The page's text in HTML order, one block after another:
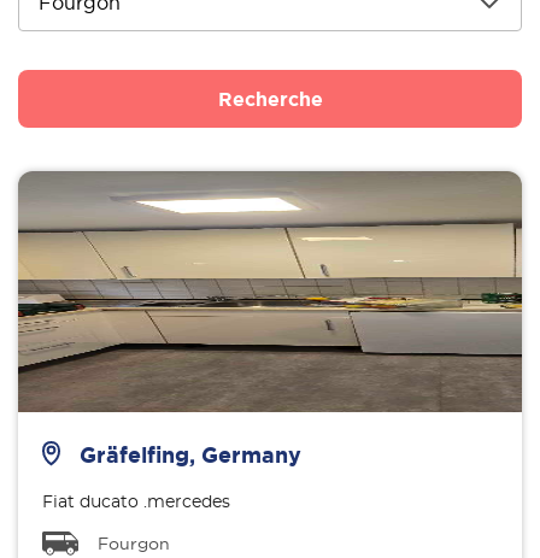
Recherche
Gräfelfing, Germany
Fiat ducato .mercedes
Fourgon